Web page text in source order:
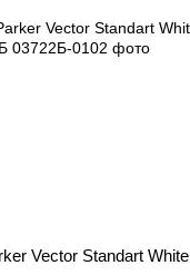
Vector Standart White